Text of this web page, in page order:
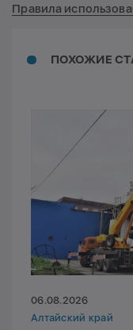
ПОХОЖИЕ
06.08.2026
Алтайский край
Правила